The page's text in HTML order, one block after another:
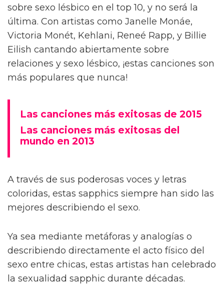
sobre sexo lésbico en el top 10, y no será la
última. Con artistas como Janelle Monáe,
Victoria Monét, Kehlani, Reneé Rapp, y Billie
Eilish cantando abiertamente sobre
relaciones y sexo lésbico, ¡estas canciones son
más populares que nunca!
Las canciones más exitosas de 2015
Las canciones más exitosas del
mundo en 2013
A través de sus poderosas voces y letras
coloridas, estas sapphics siempre han sido las
mejores describiendo el sexo.
Ya sea mediante metáforas y analogías o
describiendo directamente el acto físico del
sexo entre chicas, estas artistas han celebrado
la sexualidad sapphic durante décadas.